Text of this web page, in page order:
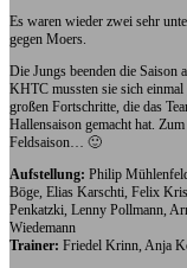
Es waren wieder zwei sehr
gegen Moers.
Die Jungs beenden die Saison
KHTC mussten sie sich einmal
großen Fortschritte, die das
Hallensaison gemacht hat.
Feldsaison… 🙂
Aufstellung: Philip
Böge, Elias Karschti, Felix
Penkatzki, Lenny Pollmann,
Wiedemann
Trainer: Friedel Krinn, Anja